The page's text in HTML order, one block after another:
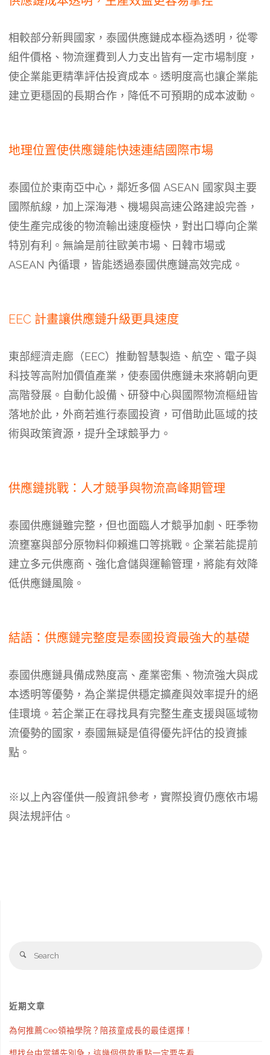
相較部分新興國家，泰國供應鏈成本極為透明，從零
組件價格、物流運費到人力支出皆有一定市場制度，
使企業能更精準評估投資成本。透明度高也讓企業能
建立更穩固的長期合作，降低不可預期的成本波動。
地理位置使供應鏈能快速連結國際市場
泰國位於東南亞中心，鄰近多個 ASEAN 國家與主要
國際航線，加上深海港、機場與高速公路建設完善，
使生產完成後的物流輸出速度極快，對出口導向企業
特別有利。無論是前往歐美市場、日韓市場或
ASEAN 內循環，皆能透過泰國供應鏈高效完成。
EEC 計畫讓供應鏈升級更具速度
東部經濟走廊（EEC）推動智慧製造、航空、電子與
科技等高附加價值產業，使泰國供應鏈未來將朝向更
高階發展。自動化設備、研發中心與國際物流樞紐皆
落地於此，外商若進行泰國投資，可借助此區域的技
術與政策資源，提升全球競爭力。
供應鏈挑戰：人才競爭與物流高峰期管理
泰國供應鏈雖完整，但也面臨人才競爭加劇、旺季物
流壅塞與部分原物料仰賴進口等挑戰。企業若能提前
建立多元供應商、強化倉儲與運輸管理，將能有效降
低供應鏈風險。
結語：供應鏈完整度是泰國投資最強大的基礎
泰國供應鏈具備成熟度高、產業密集、物流強大與成
本透明等優勢，為企業提供穩定擴產與效率提升的絕
佳環境。若企業正在尋找具有完整生產支援與區域物
流優勢的國家，泰國無疑是值得優先評估的投資據
點。
※以上內容僅供一般資訊參考，實際投資仍應依市場
與法規評估。
Search
近期文章
為何推薦Ceo領袖學院？陪孩童成長的最佳選擇！